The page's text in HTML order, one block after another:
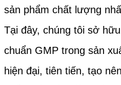
sản phẩm chất lượng
Tại đây, chúng tôi sở
chuẩn GMP trong sản
hiện đại, tiên tiến, tạo